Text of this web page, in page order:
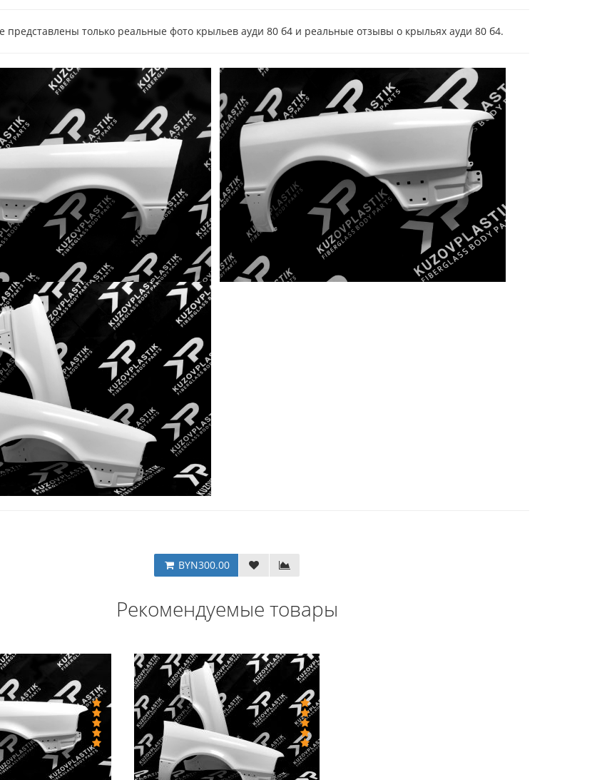
представлены только реальные фото крыльев ауди 80 б4 и реальные отзывы о крыльях ауди 80 б4.
BYN300.00
Рекомендуемые товары